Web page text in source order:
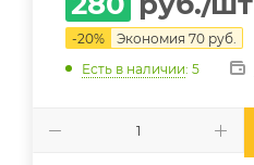
-20% Экономия 70 руб.
Есть в наличии: 5